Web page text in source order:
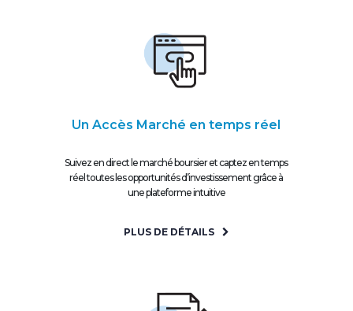
Un Accès Marché en temps réel
Suivez en direct le marché boursier et captez en temps
réel toutes les opportunités d’investissement grâce à
une plateforme intuitive
PLUS DE DÉTAILS